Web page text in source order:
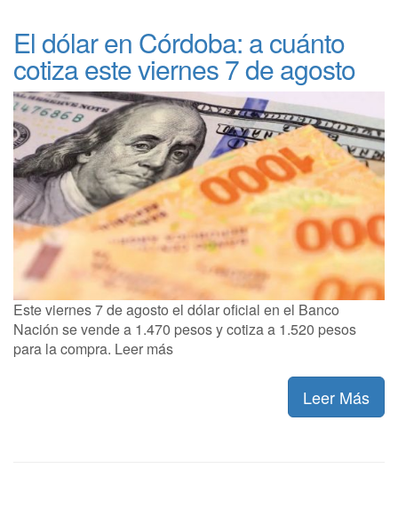
El dólar en Córdoba: a cuánto
cotiza este viernes 7 de agosto
Este viernes 7 de agosto el dólar oficial en el Banco
Nación se vende a 1.470 pesos y cotiza a 1.520 pesos
para la compra. Leer más
Leer Más